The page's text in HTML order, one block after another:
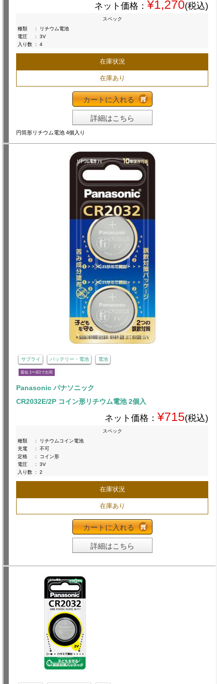
ネット価格： ¥1,270(税込)
スペック
種類
:
リチウム電池
電圧
:
3V
入り数 : 4
在庫状況
在庫あり
カートに入れる
詳細はこちら
円筒形リチウム電池 4個入り
サプライ バッテリー・電池 電池
最短 1〜3日で出荷
Panasonic パナソニック
CR2032E/2P コイン形リチウム電池 2個入
ネット価格： ¥715(税込)
スペック
種類
:
リチウムコイン電池
充電
:
不可
定格
:
コイン形
電圧
:
3V
入り数 : 2
在庫状況
在庫あり
カートに入れる
詳細はこちら